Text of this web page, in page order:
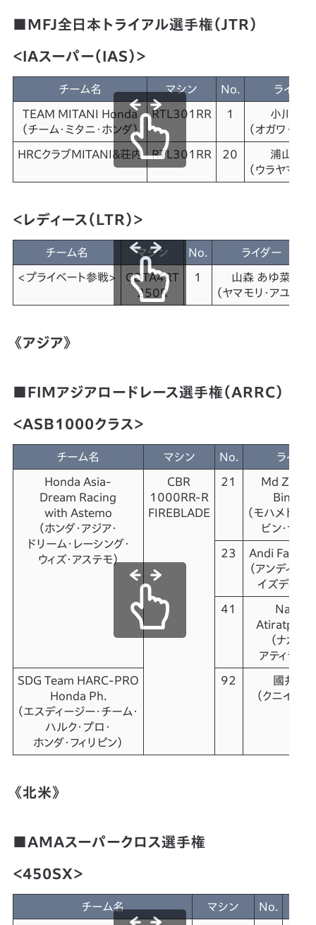
■MFJ全日本トライアル選手権（JTR）
＜IAスーパー（IAS）＞
チーム名 マシン No. ライダー
TEAM MITANI Honda
（チーム・ミタニ・ホンダ）
RTL301RR 1
小川 友
（オガワ・トモ
HRCクラブMITANI＆荘内 RTL301RR 20
浦山 瑞
（ウラヤマ・ミ
＜レディース（LTR）＞
チーム名 マシン No. ライダー
<プライベート参戦>
COTA4RT
250R
1
山森 あゆ菜
（ヤマモリ・アユナ）
《アジア》
■FIMアジアロードレース選手権（ARRC）
＜ASB1000クラス＞
チーム名 マシン No. ライダ
Honda Asia-
Dream Racing
with Astemo
（ホンダ・アジア・
ドリーム・ レーシング・
ウィズ・アステモ）
CBR
1000RR-R
FIREBLADE
21
Md
Bin
（モハメド・ザ
ビン・ザイ
23
Andi Farid
（アンディ・フ
イズディハ
41
（ナカリ
アティラプ
SDG Team HARC-PRO
Honda Ph.
（エスディージー・チーム・
ハルク・プロ・
ホンダ・フィリピン）
92
國井 勇
（クニイ・ユ
《北米》
■AMAスーパークロス選手権
＜450SX＞
チーム名 マシン No.